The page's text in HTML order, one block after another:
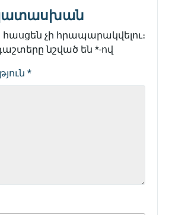
հասցեն չի հրապարակվելու։
նշված են *-ով
*